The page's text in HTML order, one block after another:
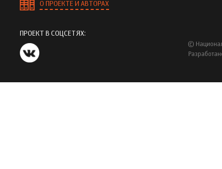
О ПРОЕКТЕ И АВТОРАХ
ПРОЕКТ В СОЦСЕТЯХ:
©